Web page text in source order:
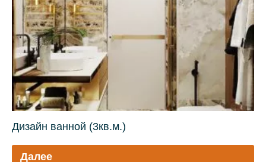
Дизайн ванной (3кв.м.)
Далее